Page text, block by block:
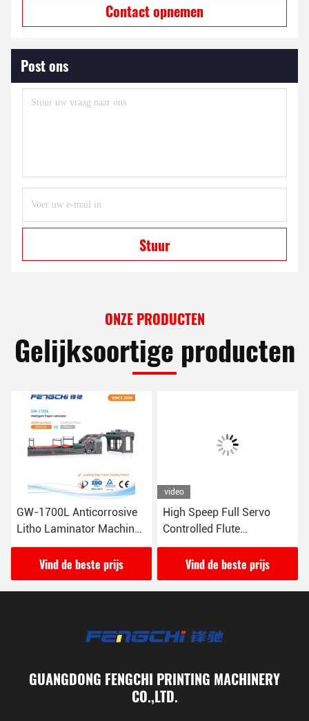
Contact opnemen
Post ons
Stuur
ONZE PRODUCTEN
Gelijksoortige producten
GW-1700L Anticorrosive
Litho Laminator Machine
Warm lamineren 16000
vellen / uur
Vind de beste prijs
video
High Speep Full Servo
Controlled Flute
LaminatorGW-1450L
Vind de beste prijs
GUANGDONG FENGCHI PRINTING MACHINERY
CO.,LTD.